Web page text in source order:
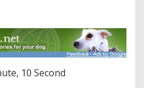
e
u
M
10 Second